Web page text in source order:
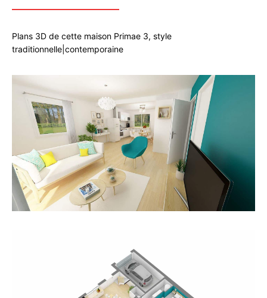
Plans 3D de cette maison Primae 3, style
traditionnelle|contemporaine